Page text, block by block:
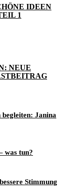
IDEEN
1
NEUE
Janina
was tun?
Stimmung